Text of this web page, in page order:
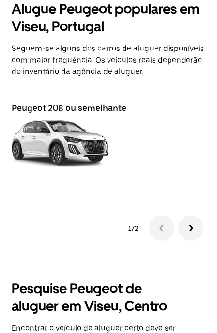
Alugue Peugeot populares em
Viseu, Portugal
Seguem-se alguns dos carros de aluguer disponíveis
com maior frequência. Os veículos reais dependerão
do inventário da agência de aluguer.
Peugeot 208 ou semelhante
1/2
Pesquise Peugeot de
aluguer em Viseu, Centro
Encontrar o veículo de aluguer certo deve ser